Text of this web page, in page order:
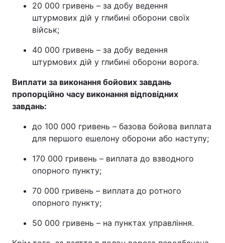
20 000 гривень – за добу ведення
штурмових дій у глибині оборони своїх
військ;
40 000 гривень – за добу ведення
штурмових дій у глибині оборони ворога.
Виплати за виконання бойових завдань
пропорційно часу виконання відповідних
завдань:
до 100 000 гривень – базова бойова виплата
для першого ешелону оборони або наступу;
170 000 гривень – виплата до взводного
опорного пункту;
70 000 гривень – виплата до ротного
опорного пункту;
50 000 гривень – на пунктах управління.